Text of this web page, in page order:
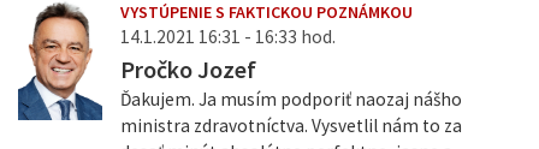
VYSTÚPENIE S FAKTICKOU POZNÁMKOU
14.1.2021 16:31 - 16:33 hod.
Pročko Jozef
Ďakujem. Ja musím podporiť naozaj nášho
ministra zdravotníctva. Vysvetlil nám to za